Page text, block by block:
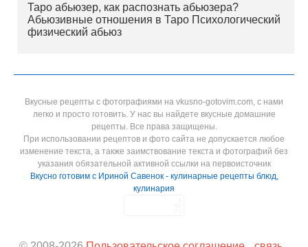
Таро абьюзер, как распознать абьюзера?
Абьюзивные отношения в Таро Психологический
физический абьюз
Вкусные рецепты с фотографиями на vkusno-gotovim.com, с нами
легко и просто готовить. У нас вы найдете вкусные домашние
рецепты. Все права защищены.
При использовании рецептов и фото сайта не допускается любое
изменение текста, а также заимствование текста и фотографий без
указания обязательной активной ссылки на первоисточник
Вкусно готовим с Ириной Савенок - кулинарные рецепты блюд,
кулинария